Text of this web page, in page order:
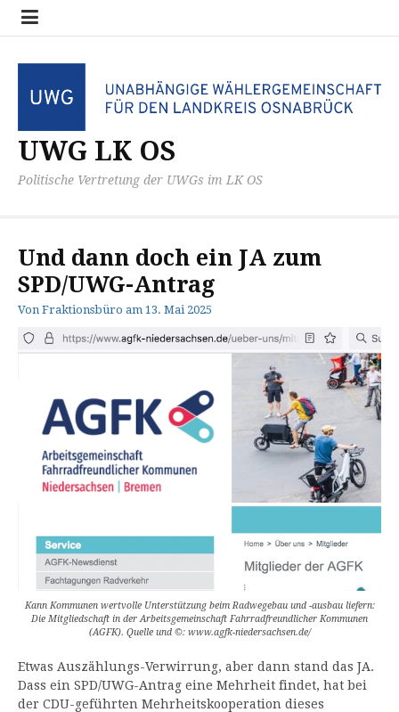
Zum
Inhalt
UWG LK OS
Politische Vertretung der UWGs im LK OS
Und dann doch ein JA zum
SPD/UWG-Antrag
Von Fraktionsbüro am 13. Mai 2025
Kann Kommunen wertvolle Unterstützung beim Radwegebau und -ausbau liefern:
Die Mitgliedschaft in der Arbeitsgemeinschaft Fahrradfreundlicher Kommunen
(AGFK). Quelle und ©: www.agfk-niedersachsen.de/
Etwas Auszählungs-Verwirrung, aber dann stand das JA.
Dass ein SPD/UWG-Antrag eine Mehrheit findet, hat bei
der CDU-geführten Mehrheitskooperation dieses